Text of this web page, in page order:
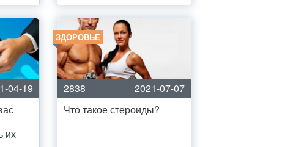
04-19
их
ЗДОРОВЬЕ
2838
2021-07-07
Что такое стероиды?